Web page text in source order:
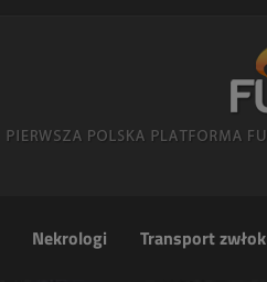
Nekrologi Transport zwłok